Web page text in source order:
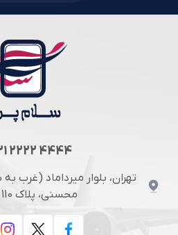
2222 4444
تهران، بلوار میرداماد (غرب
محسنی، پلاک 110 طبقه دوم